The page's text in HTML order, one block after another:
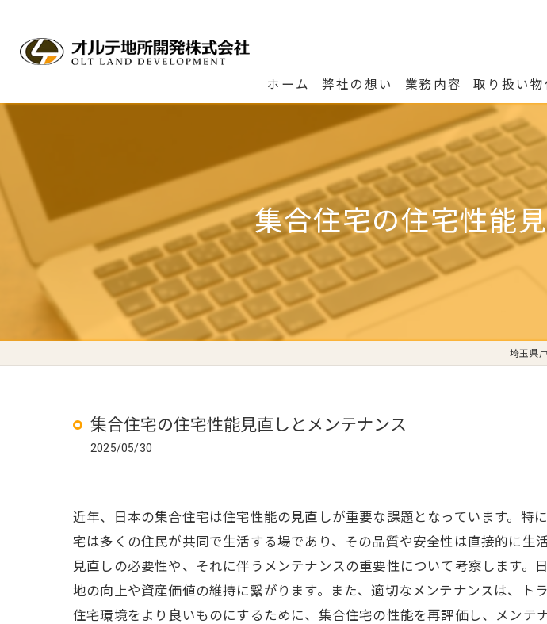
ホーム 弊社の想い 業務内容 取り扱い物
集合住宅の住宅性能
埼玉県
集合住宅の住宅性能見直しとメンテナンス
2025/05/30
近年、日本の集合住宅は住宅性能の見直しが重要な課題となっています。特
宅は多くの住民が共同で生活する場であり、その品質や安全性は直接的に
見直しの必要性や、それに伴うメンテナンスの重要性について考察します
地の向上や資産価値の維持に繋がります。また、適切なメンテナンスは、
住宅環境をより良いものにするために、集合住宅の性能を再評価し、メンテ